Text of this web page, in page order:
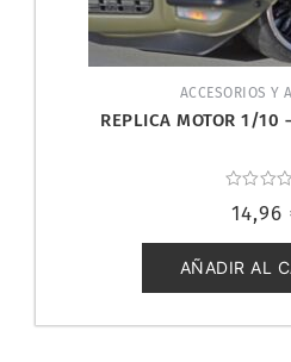
ACCESORIOS Y
REPLICA MOTOR 1/
con
de
5
14,96
AÑADIR AL